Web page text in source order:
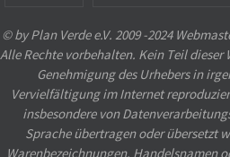
© by Plan Verde e.V. 2009 -2024
Alle Rechte vorbehalten. Kein Teil
Genehmigung des Urhebers in
Vervielfältigung im Internet
insbesondere von
Sprache übertragen oder übersetzt
Warenbezeichnungen, Handelsnamen